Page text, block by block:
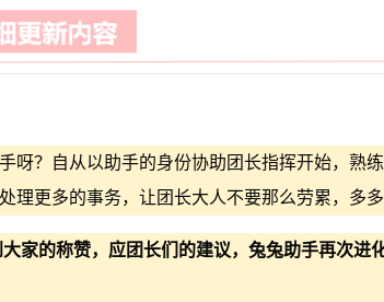
呀？自从以助手的身份协助团长指挥开始，熟
理更多的事务，让团长大人不要那么劳累，多
家的称赞，应团长们的建议，兔兔助手再次进